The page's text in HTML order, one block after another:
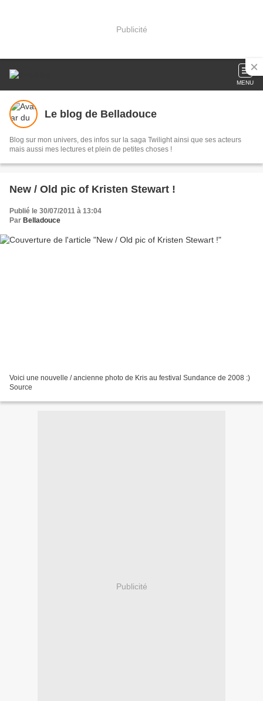
Publicité
MENU
Le blog de Belladouce
Blog sur mon univers, des infos sur la saga Twilight ainsi que ses acteurs
mais aussi mes lectures et plein de petites choses !
New / Old pic of Kristen Stewart !
Publié le 30/07/2011 à 13:04
Par Belladouce
Voici une nouvelle / ancienne photo de Kris au festival Sundance de 2008 :)
Source
Publicité